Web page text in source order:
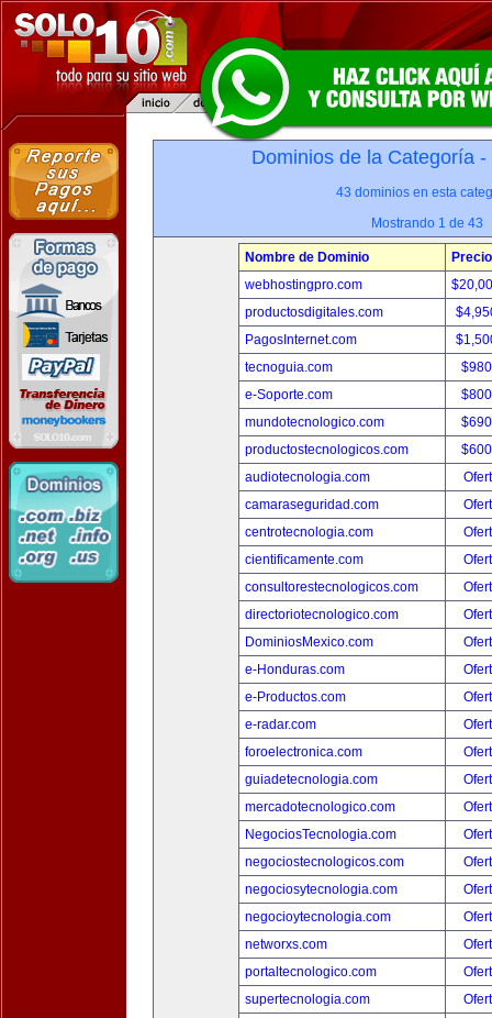
Dominios de la Categoría -
43 dominios en esta
Mostrando 1 de 43
Nombre de Dominio
Precio
webhostingpro.com
productosdigitales.com
PagosInternet.com
tecnoguia.com
e-Soporte.com
mundotecnologico.com
productostecnologicos.com
audiotecnologia.com
camaraseguridad.com
centrotecnologia.com
cientificamente.com
consultorestecnologicos.com
directoriotecnologico.com
DominiosMexico.com
e-Honduras.com
e-Productos.com
e-radar.com
foroelectronica.com
guiadetecnologia.com
mercadotecnologico.com
NegociosTecnologia.com
negociostecnologicos.com
negociosytecnologia.com
negocioytecnologia.com
networxs.com
portaltecnologico.com
supertecnologia.com